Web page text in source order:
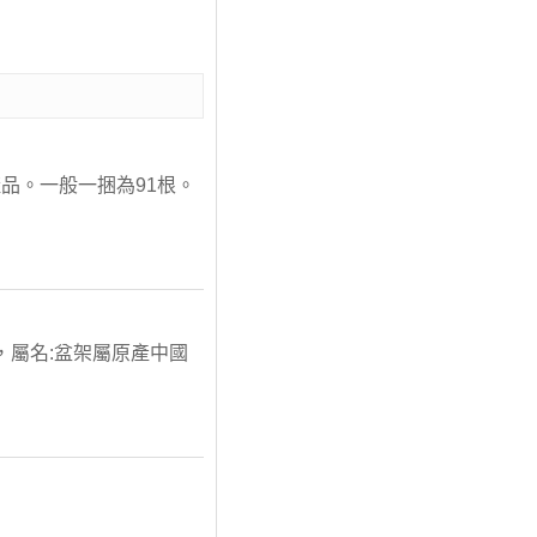
。一般一捆為91根。
名:盆架屬原產中國